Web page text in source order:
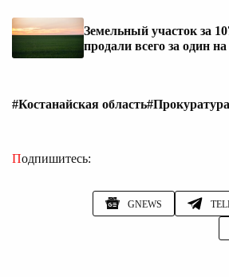
Земельный участок за
продали всего за один
#Костанайская область#Прокуратура
Подпишитесь:
GNEWS